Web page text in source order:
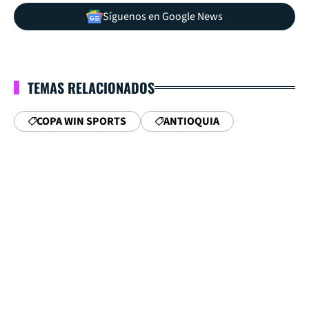
Síguenos en Google News
TEMAS RELACIONADOS
COPA WIN SPORTS ANTIOQUIA